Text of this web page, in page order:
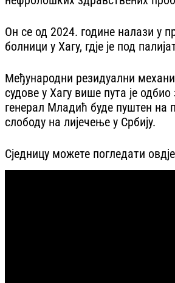
Он се од 2024. године налази у
болници у Хагу, гдје је под
Међународни резидуални
судове у Хагу више пута је одбио
генерал Младић буде пуштен на
слободу на лијечење у Србију.
Сједницу можете погледати